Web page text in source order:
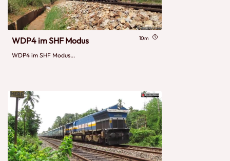
WDP4 im SHF Modus 10m
WDP4 im SHF Modus...